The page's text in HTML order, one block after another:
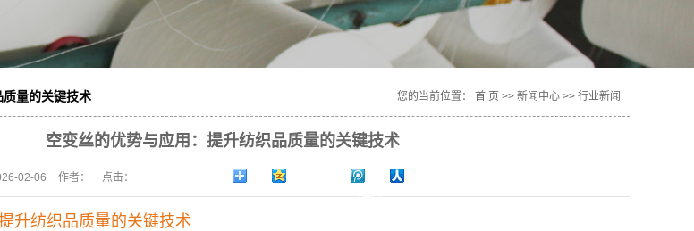
量的关键技术 您的当前位置： 首 页 >> 新闻中心 >> 行业新闻
空变丝的优势与应用：提升纺织品质量的关键技术
02-06 作者： 点击：
升纺织品质量的关键技术